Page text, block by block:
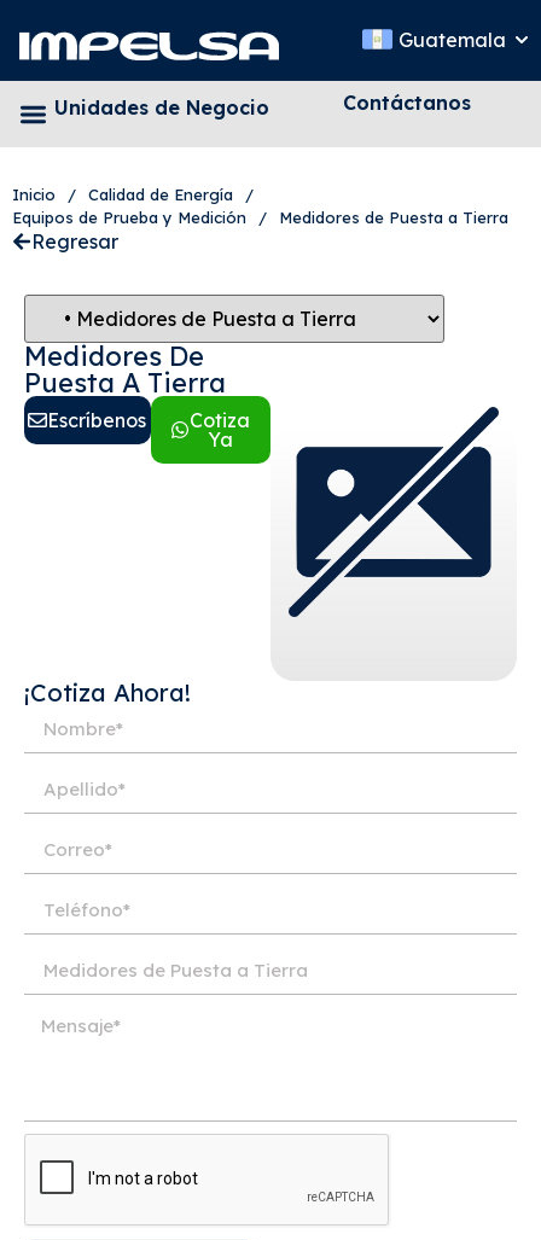
Guatemala
Unidades de Negocio Contáctanos
Inicio / Calidad de Energía
/
Equipos de Prueba y Medición
/ Medidores de Puesta a Tierra
Regresar
Medidores De
Puesta A Tierra
Escríbenos
Cotiza
Ya
¡Cotiza Ahora!